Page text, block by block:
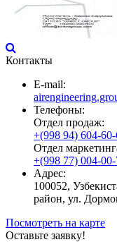
Контакты
E-mail:
Телефоны:
Отдел продаж:
+(998 94) 604-
Отдел
+(998 77) 004-
Адрес:
100052,
район, ул.
Посмотреть на карте
Оставьте заявку!